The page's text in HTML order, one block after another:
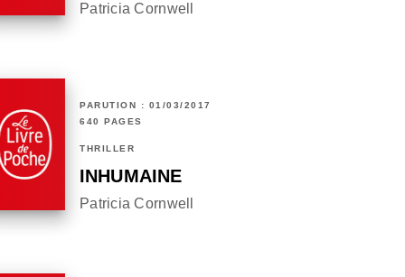
Patricia Cornwell
PARUTION : 01/03/2017
640 PAGES
THRILLER
INHUMAINE
Patricia Cornwell